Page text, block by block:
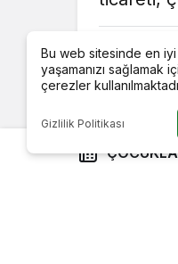
19
Bu web sitesinde en
yaşamanızı sağlamak
çerezler
Gizlilik Politikası